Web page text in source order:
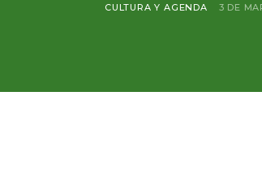
CULTURA Y AGENDA 3 DE